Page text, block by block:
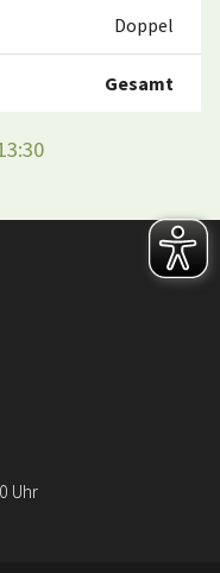
Doppel
Gesamt
Uhr